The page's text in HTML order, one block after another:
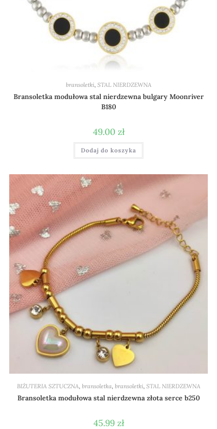
bransoletki STAL NIERDZEWNA
Bransoletka modułowa stal nierdzewna bulgary Moonriver
B180
49.00 zł
Dodaj do koszyka
BIŻUTERIA SZTUCZNA bransoletka bransoletki STAL NIERDZEWNA
Bransoletka modułowa stal nierdzewna złota serce b250
45.99 zł